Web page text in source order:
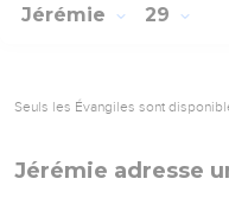
Jérémie 29
Seuls les Évangiles sont
Jérémie adresse